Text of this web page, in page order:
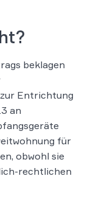
beklagen
Entrichtung
an
für
obwohl sie
rechtlichen